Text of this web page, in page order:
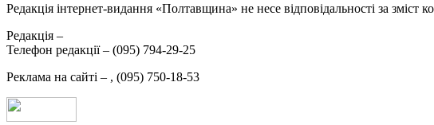
Редакція інтернет-видання «Полтавщина» не несе відповідальності за зміст
Редакція –
Телефон редакції – (095) 794-29-25
Реклама на сайті – , (095) 750-18-53